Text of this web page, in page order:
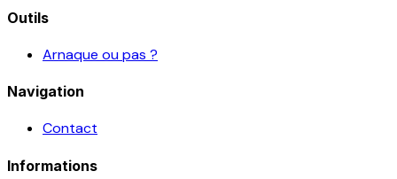
Outils
Arnaque ou pas ?
Navigation
Contact
Informations